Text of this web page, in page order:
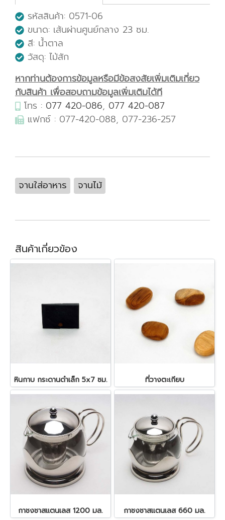
รหัสสินค้า: 0571-06
ขนาด: เส้นผ่านศูนย์กลาง 23 ซม.
สี: น้ำตาล
วัสดุ: ไม้สัก
หากท่านต้องการข้อมูลหรือมีข้อสงสัยเพิ่มเติมเกี่ยว
กับสินค้า เพื่อสอบถามข้อมูลเพิ่มเติมได้ที
โทร : 077 420-086, 077 420-087
แฟกซ์ : 077-420-088, 077-236-257
จานใส่อาหาร จานไม้
สินค้าเกี่ยวข้อง
หินกาบ กระดานดำเล็ก 5x7 ซม. ที่วางตะเกียบ
กาชงชาสแตนเลส 1200 มล. กาชงชาสแตนเลส 660 มล.